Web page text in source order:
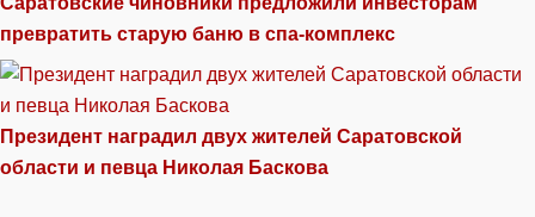
превратить старую баню в спа-комплекс
Президент наградил двух жителей Саратовской
области и певца Николая Баскова